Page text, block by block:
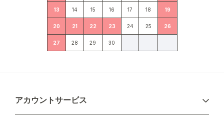
13 14 15 16 17 18 19
20 21 22 23 24 25 26
27 28 29 30
アカウントサービス